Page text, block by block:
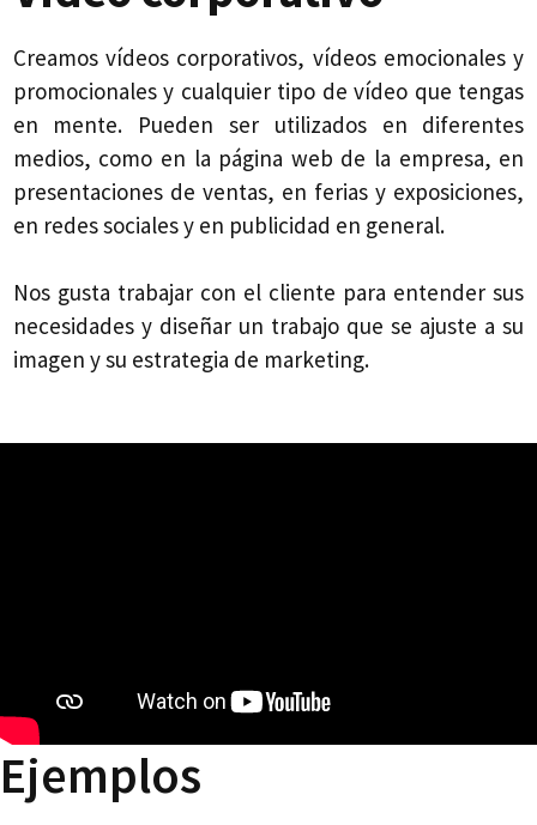
Creamos vídeos corporativos, vídeos emocionales y
promocionales y cualquier tipo de vídeo que tengas
en mente. Pueden ser utilizados en diferentes
medios, como en la página web de la empresa, en
presentaciones de ventas, en ferias y exposiciones,
en redes sociales y en publicidad en general.
Nos gusta trabajar con el cliente para entender sus
necesidades y diseñar un trabajo que se ajuste a su
imagen y su estrategia de marketing.
Ejemplos